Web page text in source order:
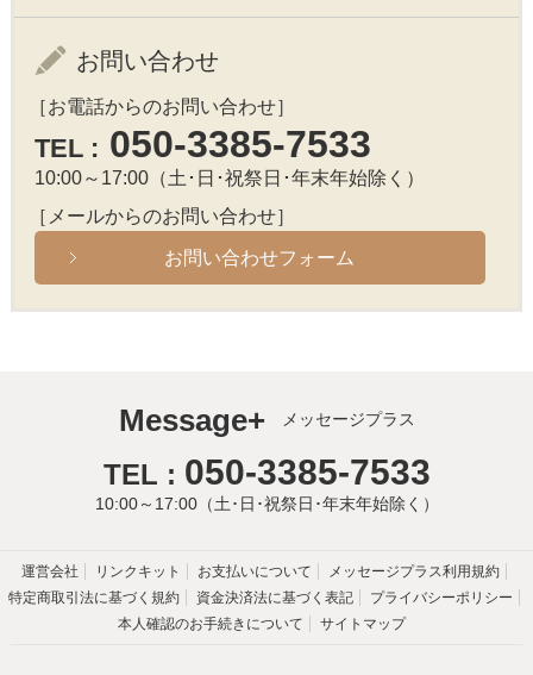
お問い合わせ
［お電話からのお問い合わせ］
TEL : 050-3385-7533
10:00～17:00（土･日･祝祭日･年末年始除く）
［メールからのお問い合わせ］
お問い合わせフォーム
Message+メッセージプラス
TEL : 050-3385-7533
10:00～17:00（土･日･祝祭日･年末年始除く）
運営会社 リンクキット お支払いについて
メッセージプラス利用規約
特定商取引法に基づく規約
資金決済法に基づく表記
プライバシーポリシー
本人確認のお手続きについて
サイトマップ